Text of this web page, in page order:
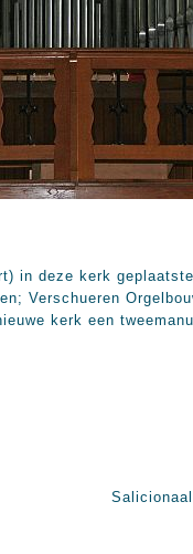
in deze kerk geplaatste
Verschueren
kerk een